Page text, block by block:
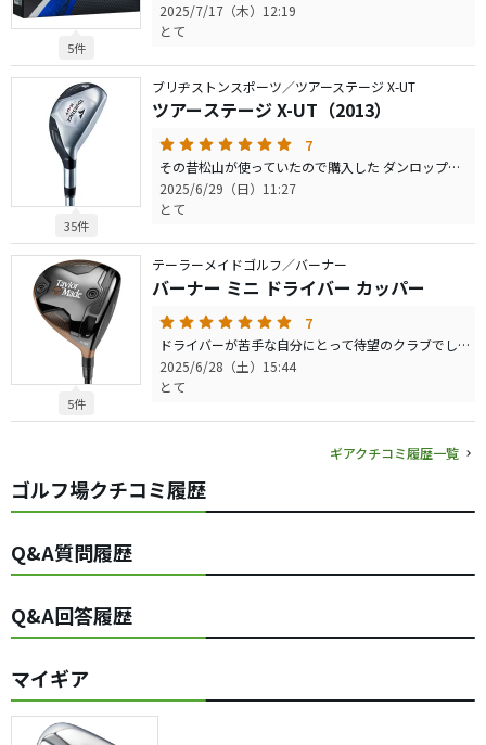
5件
2025/7/17（木）12:19
とて
35件
ブリヂストンスポーツ／ツアーステージ X-UT
ツアーステージ X-UT（2013）
7
その昔松山が使っていたので購入した ダンロップ契約選手が使うブリヂストンってそんな御法度してまで 使用するのかと思い購入しました。 結果魔法の杖となりました。 とても強い球が打てます。 先日、某ゴルフチューバーが宣伝してしまったので 品薄なってます。 購入はお早めに
2025/6/29（日）11:27
とて
5件
テーラーメイドゴルフ／バーナー
バーナー ミニ ドライバー カッパー
7
ドライバーが苦手な自分にとって待望のクラブでした。 もうドライバーを使う事は二度とないでしょう。 飛距離充分 安定感抜群 とても簡単 ルールで無しにしても良いかもしれないくらい ギア効果がはっきりでます。 標準シャフトでそのまま使えます。 一度使うともうドライバーには戻れないかもですね。 自分はドライバー抜きました。 直ドラ出来るという触れ込みですが それは難しいと思います。
2025/6/28（土）15:44
とて
ギアクチコミ履歴一覧
ゴルフ場クチコミ履歴
Q&A質問履歴
Q&A回答履歴
マイギア